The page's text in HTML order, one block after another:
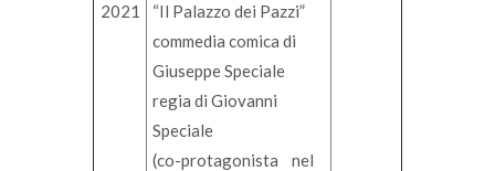
2021
“Il Palazzo dei Pazzi”
commedia comica di
Giuseppe Speciale
regia di Giovanni
Speciale
(co-protagonista nel